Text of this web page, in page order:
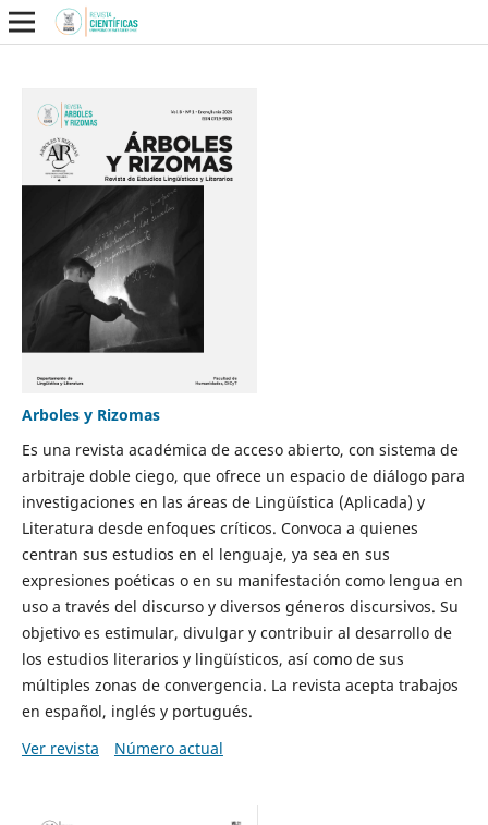
Arboles y Rizomas
Es una revista académica de acceso abierto, con sistema de
arbitraje doble ciego, que ofrece un espacio de diálogo para
investigaciones en las áreas de Lingüística (Aplicada) y
Literatura desde enfoques críticos. Convoca a quienes
centran sus estudios en el lenguaje, ya sea en sus
expresiones poéticas o en su manifestación como lengua en
uso a través del discurso y diversos géneros discursivos. Su
objetivo es estimular, divulgar y contribuir al desarrollo de
los estudios literarios y lingüísticos, así como de sus
múltiples zonas de convergencia. La revista acepta trabajos
en español, inglés y portugués.
Ver revista
Número actual